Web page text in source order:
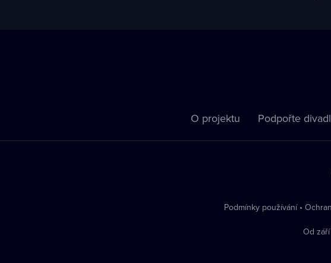
O projektu Podpořte
Podmínky používání •
Od